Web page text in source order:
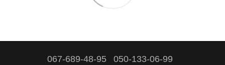
067-689-48-95 050-133-06-99